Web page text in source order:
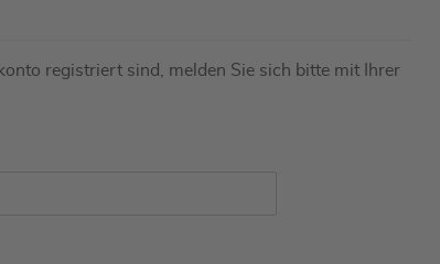
registriert sind, melden Sie sich bitte mit Ihrer